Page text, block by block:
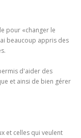
pour «changer le
beaucoup appris des
d'aider des
et ainsi de bien gérer
et celles qui veulent